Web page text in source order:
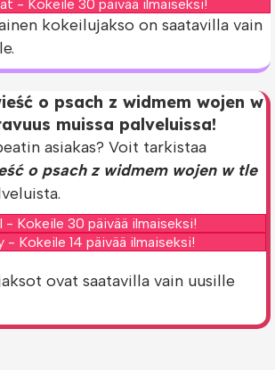
- Kokeile 30 päivää ilmaiseksi!
kokeilujakso on saatavilla vain
o psach z widmem wojen w
muissa palveluissa!
asiakas? Voit tarkistaa
o psach z widmem wojen w tle
Kokeile 30 päivää ilmaiseksi!
- Kokeile 14 päivää ilmaiseksi!
ovat saatavilla vain uusille